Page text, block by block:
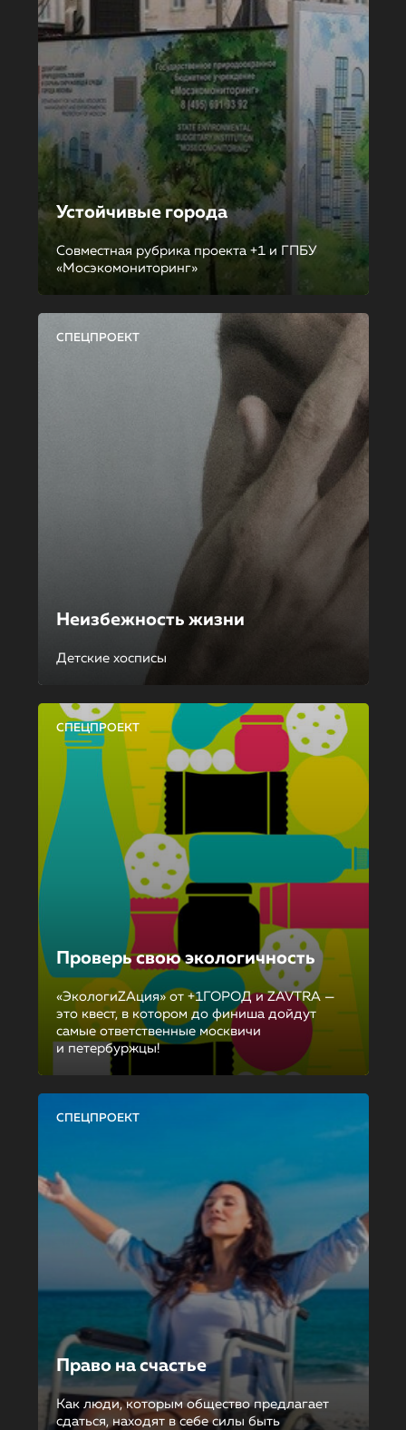
Устойчивые города
Совместная рубрика проекта +1 и ГПБУ
«Мосэкомониторинг»
СПЕЦПРОЕКТ
Неизбежность жизни
Детские хосписы
СПЕЦПРОЕКТ
Проверь свою экологичность
«ЭкологиZAция» от +1ГОРОД и ZAVTRA —
это квест, в котором до финиша дойдут
самые ответственные москвичи
и петербуржцы!
СПЕЦПРОЕКТ
Право на счастье
Как люди, которым общество предлагает
сдаться, находят в себе силы быть